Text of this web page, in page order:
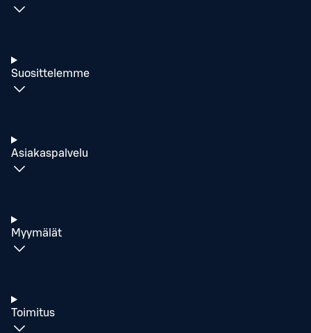
Suosittelemme
Asiakaspalvelu
Myymälät
Toimitus